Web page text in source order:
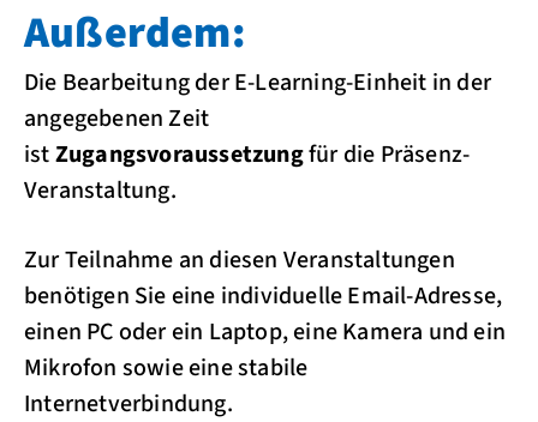
Außerdem:
Die Bearbeitung der E-Learning-Einheit in der
angegebenen Zeit
istZugangsvoraussetzungfür die Präsenz-
Veranstaltung.
Zur Teilnahme an diesen Veranstaltungen
benötigen Sie eine individuelle Email-Adresse,
einen PC oder ein Laptop, eine Kamera und ein
Mikrofon sowie eine stabile
Internetverbindung.